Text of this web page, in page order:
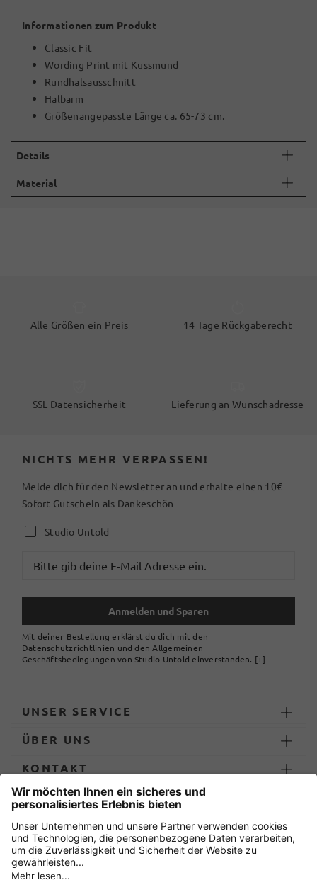
Informationen zum Produkt
Classic Fit
Wording Print mit Kussmund
Rundhalsausschnitt
Halbarm
Größenangepasste Länge ca. 65-73 cm.
Details
Material
Alle Größen ein Preis 14 Tage Rückgaberecht
SSL Datensicherheit Lieferung an Wunschadresse
NICHTS MEHR VERPASSEN!
Melde dich für den Newsletter an und erhalte einen 10€
Sofort-Gutschein als Dankeschön
Studio Untold
Anmelden und Sparen
Mit deiner Bestellung erklärst du dich mit den
Datenschutzrichtlinien und den Allgemeinen
Geschäftsbedingungen von Studio Untold einverstanden. [+]
UNSER SERVICE
ÜBER UNS
KONTAKT
ZAHLUNG UND LIEFERUNG
Sicher einkaufen mit